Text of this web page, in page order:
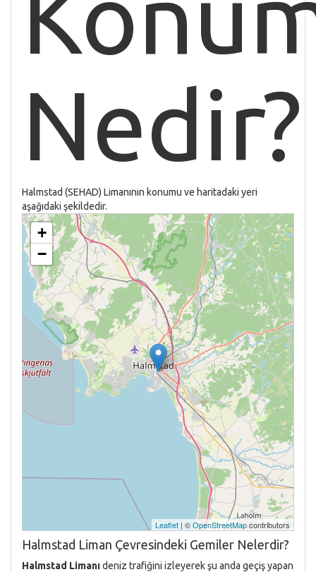
Nedir?
Halmstad (SEHAD) Limanının konumu ve haritadaki yeri
aşağıdaki şekildedir.
+
−
Leaflet | ©OpenStreetMapcontributors
Halmstad Liman Çevresindeki Gemiler Nelerdir?
Halmstad Limanıdeniz trafiğini izleyerek şu anda geçiş yapan